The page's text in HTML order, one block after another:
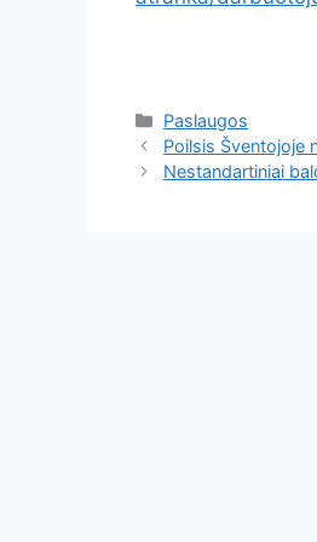
Kategorijos
Paslaugos
Poilsis Šventojoje
Nestandartiniai